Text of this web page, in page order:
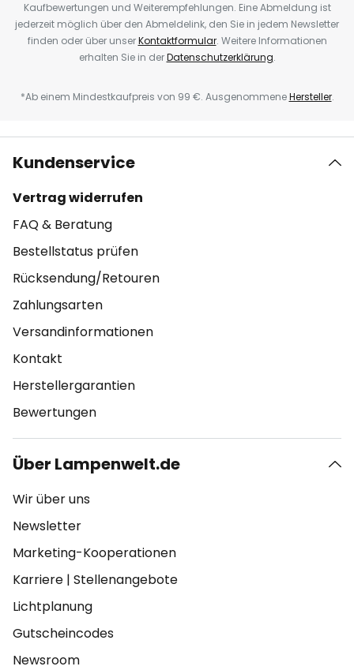
Kaufbewertungen und Weiterempfehlungen. Eine Abmeldung ist
jederzeit möglich über den Abmeldelink, den Sie in jedem Newsletter
finden oder über unserKontaktformular. Weitere Informationen
erhalten Sie in derDatenschutzerklärung.
*Ab einem Mindestkaufpreis von 99 €. AusgenommeneHersteller.
Kundenservice
Vertrag widerrufen
FAQ & Beratung
Bestellstatus prüfen
Rücksendung/Retouren
Zahlungsarten
Versandinformationen
Kontakt
Herstellergarantien
Bewertungen
Über Lampenwelt.de
Wir über uns
Newsletter
Marketing-Kooperationen
Karriere | Stellenangebote
Lichtplanung
Gutscheincodes
Newsroom